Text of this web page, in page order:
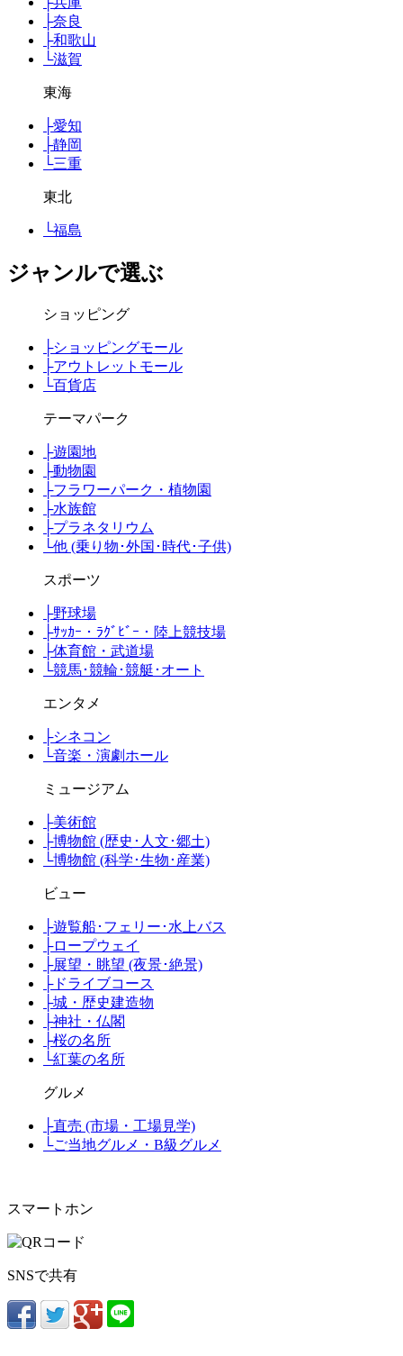
├奈良
├和歌山
└滋賀
東海
├愛知
├静岡
└三重
東北
└福島
ジャンルで選ぶ
ショッピング
├ショッピングモール
├アウトレットモール
└百貨店
テーマパーク
├遊園地
├動物園
├フラワーパーク・植物園
├水族館
├プラネタリウム
└他 (乗り物･外国･時代･子供)
スポーツ
├野球場
├ｻｯｶｰ・ﾗｸﾞﾋﾞｰ・陸上競技場
├体育館・武道場
└競馬･競輪･競艇･オート
エンタメ
├シネコン
└音楽・演劇ホール
ミュージアム
├美術館
├博物館 (歴史･人文･郷土)
└博物館 (科学･生物･産業)
ビュー
├遊覧船･フェリー･水上バス
├ロープウェイ
├展望・眺望 (夜景･絶景)
├ドライブコース
├城・歴史建造物
├神社・仏閣
├桜の名所
└紅葉の名所
グルメ
├直売 (市場・工場見学)
└ご当地グルメ・B級グルメ
スマートホン
SNSで共有